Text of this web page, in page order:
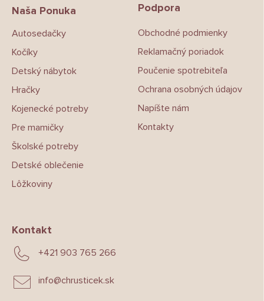
Naša Ponuka
Autosedačky
Kočíky
Detský nábytok
Hračky
Kojenecké potreby
Pre mamičky
Školské potreby
Detské oblečenie
Lôžkoviny
Podpora
Obchodné podmienky
Reklamačný poriadok
Poučenie spotrebiteľa
Ochrana osobných údajov
Napíšte nám
Kontakty
Kontakt
info@chrusticek.sk
+421 903 765 266